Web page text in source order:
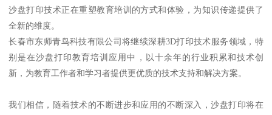
沙盘打印技术正在重塑教育培训的方式和体验，为知识传递提供了
全新的维度。
长春市东师青鸟科技有限公司将继续深耕3D打印技术服务领域，特
别是在沙盘打印教育培训应用中，以十余年的行业积累和技术创
新，为教育工作者和学习者提供更优质的技术支持和解决方案。
我们相信，随着技术的不断进步和应用的不断深入，沙盘打印将在